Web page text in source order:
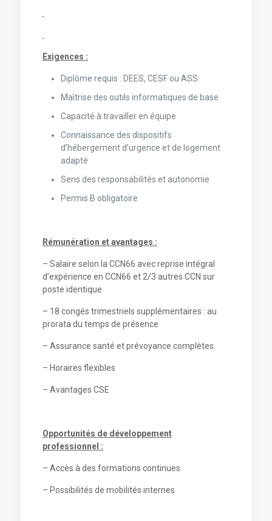
Exigences :
Diplôme requis : DEES, CESF ou ASS
Maîtrise des outils informatiques de base
Capacité à travailler en équipe
Connaissance des dispositifs
d’hébergement d’urgence et de logement
adapté
Sens des responsabilités et autonomie
Permis B obligatoire
Rémunération et avantages :
– Salaire selon la CCN66 avec reprise intégral
d’expérience en CCN66 et 2/3 autres CCN sur
poste identique
– 18 congés trimestriels supplémentaires : au
prorata du temps de présence
– Assurance santé et prévoyance complètes.
– Horaires flexibles
– Avantages CSE
Opportunités de développement
professionnel :
– Accès à des formations continues
– Possibilités de mobilités internes